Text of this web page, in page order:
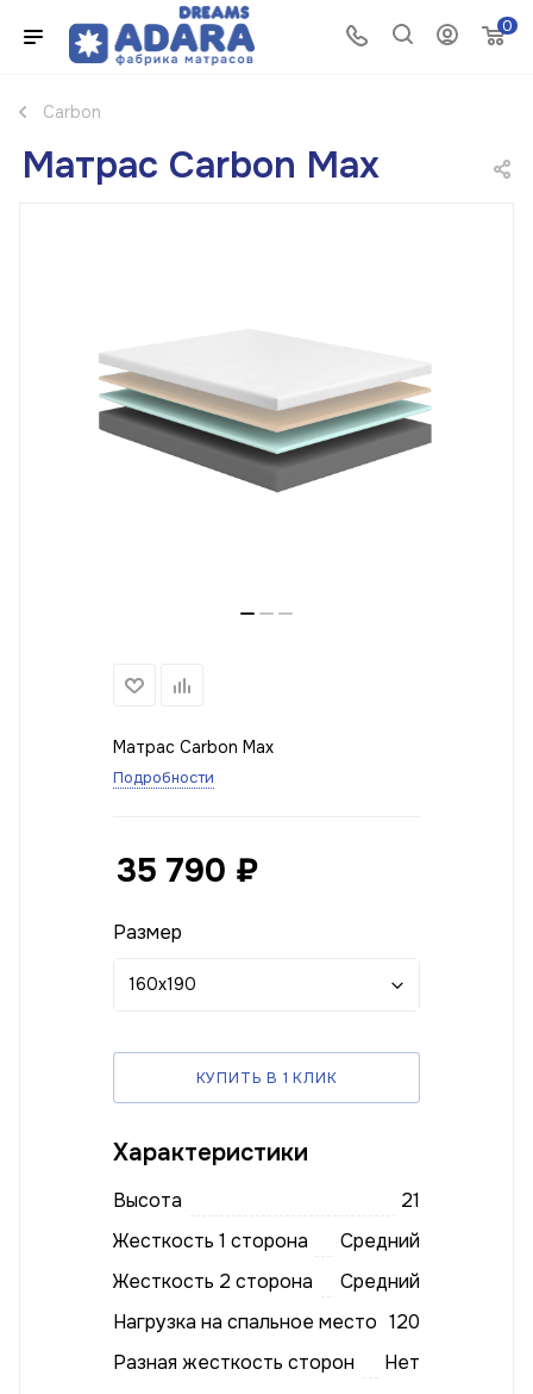
0
Carbon
Матрас Carbon Max
Матрас Carbon Max
Подробности
35 790 ₽
Размер
160x190
КУПИТЬ В 1 КЛИК
Характеристики
Высота
21
Жесткость 1 сторона
Средний
Жесткость 2 сторона
Средний
Нагрузка на спальное место 120
Разная жесткость сторон
Нет